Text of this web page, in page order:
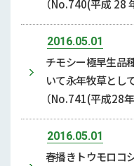
（No.740(平成 28
2016.05.01
チモシー極早生品
いて永年牧草とし
（No.741(平成28
2016.05.01
春播きトウモロコシ